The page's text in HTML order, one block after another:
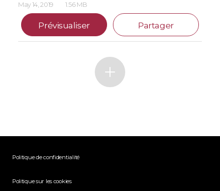
May 14, 2019 1.56 MB
Prévisualiser Partager
Politique de confidentialité
Politique sur les cookies